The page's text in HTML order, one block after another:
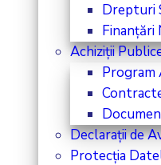
Drepturi
Finanțări
Achiziții
Program
Declarații de
Protecția